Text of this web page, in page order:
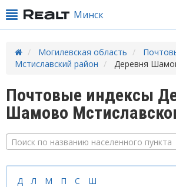
Минск
Могилевская область
Мстиславский район
Деревня
Почтовые индексы
Шамово
Поиск по названию населенного пункта
Д Л М П С Ш